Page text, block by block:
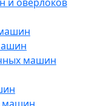
и оверлоков
машин